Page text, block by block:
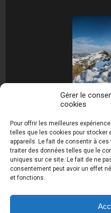
Gérer le
cookies
Pour offrir les meilleures
telles que les cookies pour
appareils. Le fait de consentir à
traiter des données telles que le
uniques sur ce site. Le fait de ne
consentement peut avoir un effet
et fonctions.
raynaud.com